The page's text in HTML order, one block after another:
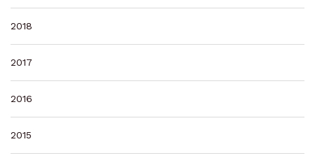
2018
2017
2016
2015